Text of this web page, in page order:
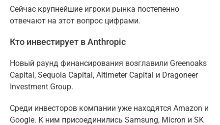
Сейчас крупнейшие игроки рынка постепенно
отвечают на этот вопрос цифрами.
Кто инвестирует в Anthropic
Новый раунд финансирования возглавили Greenoaks
Capital, Sequoia Capital, Altimeter Capital и Dragoneer
Investment Group.
Среди инвесторов компании уже находятся Amazon и
Google. К ним присоединились Samsung, Micron и SK